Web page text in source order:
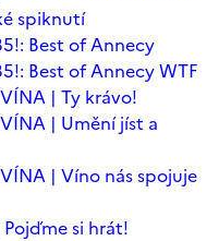
spiknutí
Best of Annecy
Best of Annecy WTF
VÍNA | Ty krávo!
VÍNA | Umění jíst a
VÍNA | Víno nás spojuje
Pojďme si hrát!